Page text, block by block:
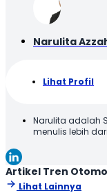
Narulita
Lihat Profil
Narulita adalah
menulis lebih
kepada para
tulis saya,
Artikel Tren
Lihat Lainnya